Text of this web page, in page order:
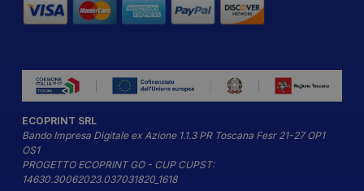
ECOPRINT SRL
Bando Impresa Digitale ex Azione 1.1.3 PR Toscana Fesr 21-27 OP1
OS1
PROGETTO ECOPRINT GO - CUP CUPST:
14630.30062023.037031820_1618